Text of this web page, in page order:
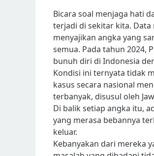
Bicara soal menjaga hati
terjadi di sekitar kita.
menyajikan angka yang
semua. Pada tahun 2024,
bunuh diri di Indonesia
Kondisi ini ternyata tidak
kasus secara nasional
terbanyak, disusul oleh
Di balik setiap angka itu,
yang merasa bebannya
keluar.
Kebanyakan dari mereka